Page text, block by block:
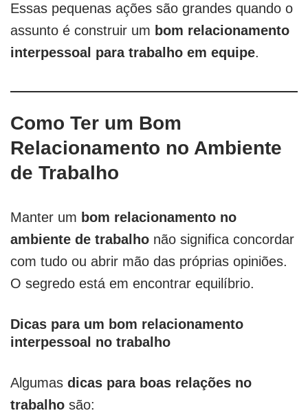
Essas pequenas ações são grandes quando o
assunto é construir um bom relacionamento
interpessoal para trabalho em equipe.
Como Ter um Bom
Relacionamento no Ambiente
de Trabalho
Manter um bom relacionamento no
ambiente de trabalho não significa concordar
com tudo ou abrir mão das próprias opiniões.
O segredo está em encontrar equilíbrio.
Dicas para um bom relacionamento
interpessoal no trabalho
Algumas dicas para boas relações no
trabalho são: